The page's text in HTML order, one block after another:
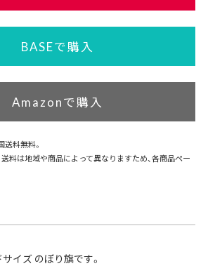
BASEで購入
Amazonで購入
料無料。
料は地域や商品によって異なりますため、各商品ペー
イズ のぼり旗です。